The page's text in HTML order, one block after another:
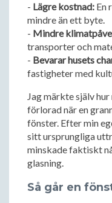
- Lägre kostnad: En
mindre än ett byte.
- Mindre
transporter och
- Bevarar husets
fastigheter med
Jag märkte själv
förlorad när en
fönster. Efter min
sitt ursprungliga
minskade faktiskt
glasning.
Så går en